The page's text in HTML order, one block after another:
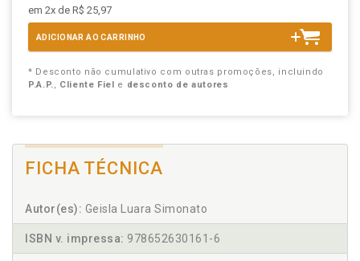
em 2x de R$ 25,97
ADICIONAR AO CARRINHO
* Desconto não cumulativo com outras promoções, incluindo
P.A.P., Cliente Fiel e desconto de autores
FICHA TÉCNICA
Autor(es): Geisla Luara Simonato
ISBN v. impressa: 978652630161-6